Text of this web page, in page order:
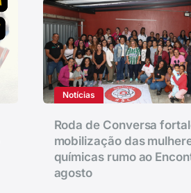
Notícias
Roda de Conversa
mobilização das
químicas rumo ao
agosto